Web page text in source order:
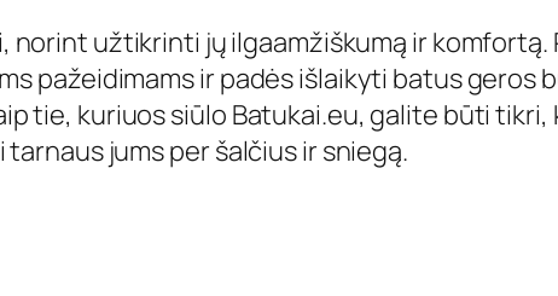
norint užtikrinti jų ilgaamžiškumą ir komfortą.
pažeidimams ir padės išlaikyti batus geros
tie, kuriuos siūlo Batukai.eu, galite būti
jums per šalčius ir sniegą.